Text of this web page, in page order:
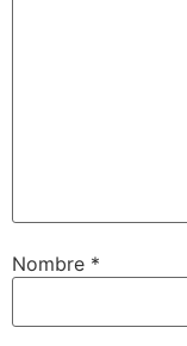
Nombre *